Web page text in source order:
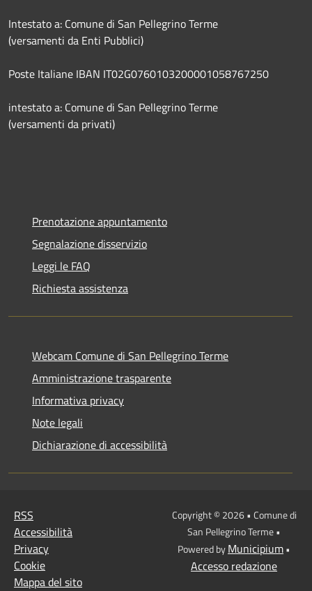
Intestato a: Comune di San Pellegrino Terme
(versamenti da Enti Pubblici)
Poste Italiane IBAN IT02G0760103200001058767250
intestato a: Comune di San Pellegrino Terme
(versamenti da privati)
Prenotazione appuntamento
Segnalazione disservizio
Leggi le FAQ
Richiesta assistenza
Webcam Comune di San Pellegrino Terme
Amministrazione trasparente
Informativa privacy
Note legali
Dichiarazione di accessibilità
RSS
Accessibilità
Privacy
Cookie
Mappa del sito
Copyright © 2026 • Comune di
San Pellegrino Terme •
Powered byMunicipium•
Accesso redazione